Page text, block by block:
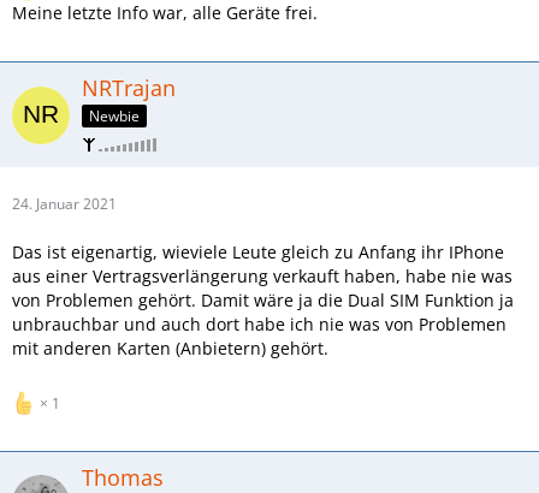
Meine letzte Info war, alle Geräte frei.
NRTrajan
Newbie
24. Januar 2021
Das ist eigenartig, wieviele Leute gleich zu Anfang ihr IPhone
aus einer Vertragsverlängerung verkauft haben, habe nie was
von Problemen gehört. Damit wäre ja die Dual SIM Funktion ja
unbrauchbar und auch dort habe ich nie was von Problemen
mit anderen Karten (Anbietern) gehört.
1
Thomas